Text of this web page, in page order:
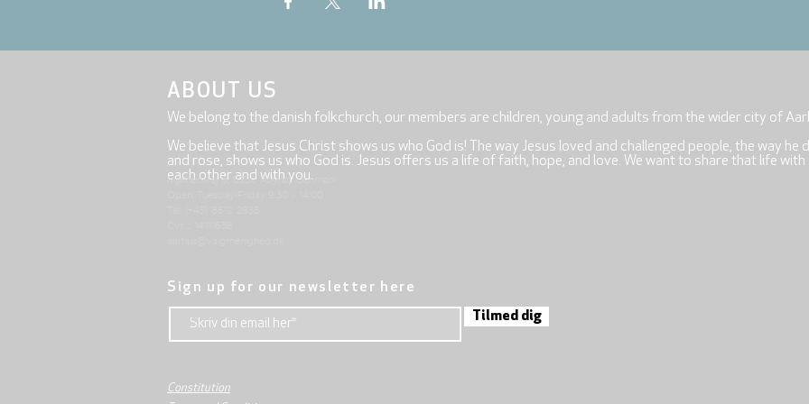
ABOUT US
We belong to the danish folkchurch, our members are children, young and adults from the wider city of
We believe that Jesus Christ shows us who God is! The way Jesus loved and challenged people, the way he
and rose, shows us who God is. Jesus offers us a life of faith, hope, and love. We want to share that life with
each other and with you.
Mjølnersvej 6, 8230 Åbyhøj, Denmark
Sign up for our newsletter here
Tilmed dig
Constitution